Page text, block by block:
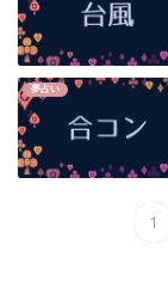
夢占い
1